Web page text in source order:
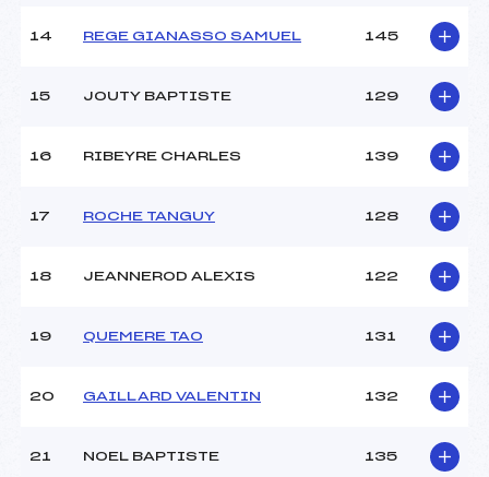
14 REGE GIANASSO SAMUEL 145
15 JOUTY BAPTISTE 129
16 RIBEYRE CHARLES 139
17 ROCHE TANGUY 128
18 JEANNEROD ALEXIS 122
19 QUEMERE TAO 131
20 GAILLARD VALENTIN 132
21 NOEL BAPTISTE 135